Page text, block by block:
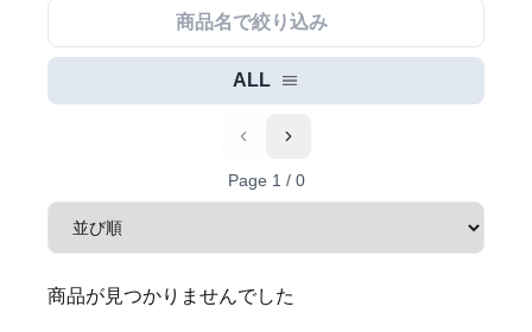
ALL
PreviousNext
Page 1 / 0
商品が見つかりませんでした